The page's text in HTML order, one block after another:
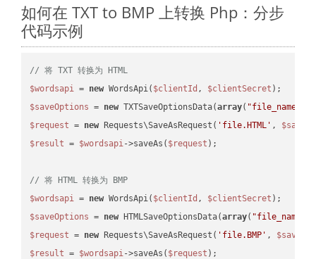
如何在 TXT to BMP 上转换 Php：分步
代码示例
// 将 TXT 转换为 HTML
$wordsapi = new WordsApi( $clientId , $clientSecret
$saveOptions = new TXTSaveOptionsData(array( "file_name"
$request = new Requests\SaveAsRequest( 'file.HTML' ,
$result = $wordsapi->saveAs( $request );
// 将 HTML 转换为 BMP
$wordsapi = new WordsApi( $clientId , $clientSecret
$saveOptions = new HTMLSaveOptionsData(array( "file_name"
$request = new Requests\SaveAsRequest( 'file.BMP' ,
$result = $wordsapi->saveAs( $request